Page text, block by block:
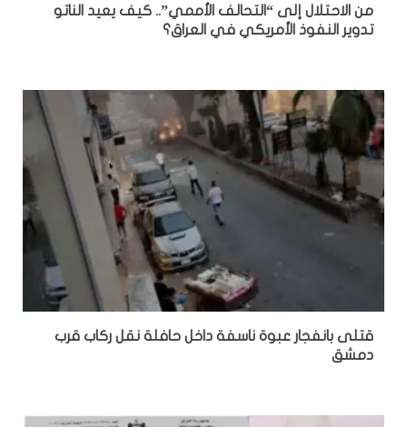
من الاحتلال إلى “التحالف الأممي”.. كيف يعيد الناتو
تدوير النفوذ الأمريكي في العراق؟
قتلى بانفجار عبوة ناسفة داخل حافلة نقل ركاب قرب
دمشق